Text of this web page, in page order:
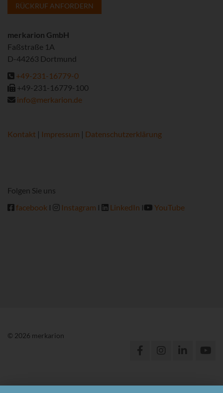
RÜCKRUF ANFORDERN
merkarion GmbH
Faßstraße 1A
D-44263 Dortmund
+49-231-16779-0
+49-231-16779-100
info@merkarion.de
Kontakt | Impressum | Datenschutzerklärung
Folgen Sie uns
facebook I Instagram I LinkedIn I YouTube
© 2026 merkarion